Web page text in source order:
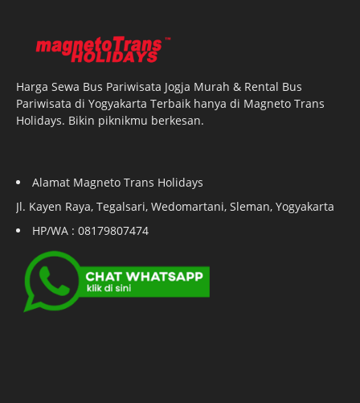
Harga Sewa Bus Pariwisata Jogja Murah & Rental Bus
Pariwisata di Yogyakarta Terbaik hanya di Magneto Trans
Holidays. Bikin piknikmu berkesan.
Alamat Magneto Trans Holidays
Jl. Kayen Raya, Tegalsari, Wedomartani, Sleman, Yogyakarta
HP/WA : 08179807474